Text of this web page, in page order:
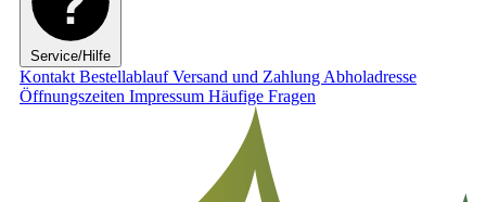
Service/Hilfe
Kontakt BestellablaufVersand und Zahlung Abholadresse
Öffnungszeiten Impressum Häufige Fragen